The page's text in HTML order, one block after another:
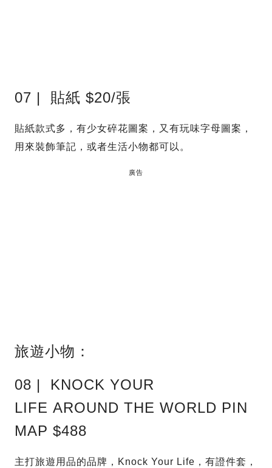
07 | 貼紙 $20/張
貼紙款式多，有少女碎花圖案，又有玩味字母圖案，
用來裝飾筆記，或者生活小物都可以。
廣告
旅遊小物：
08 | KNOCK YOUR
LIFE AROUND THE WORLD PIN
MAP $488
主打旅遊用品的品牌，Knock Your Life，有證件套，